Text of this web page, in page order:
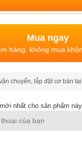
Mua ngay
hàng, không mua
chuyển, lắp đặt cơ bản
nhất cho sản phẩm